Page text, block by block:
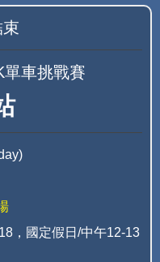
單車挑戰賽
，國定假日/中午12-13